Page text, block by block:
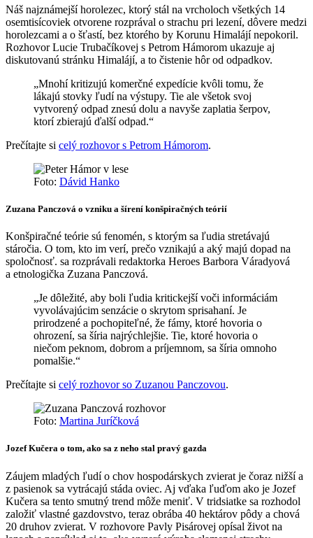
Náš najznámejší horolezec, ktorý stál na vrcholoch všetkých 14
osemtisícoviek otvorene rozprával o strachu pri lezení, dôvere medzi
horolezcami a o šťastí, bez ktorého by Korunu Himalájí nepokoril.
Rozhovor Lucie Trubačíkovej s Petrom Hámorom ukazuje aj
diskutovanú stránku Himalájí, a to čistenie hôr od odpadkov.
„Mnohí kritizujú komerčné expedície kvôli tomu, že
lákajú stovky ľudí na výstupy. Tie ale všetok svoj
vytvorený odpad znesú dolu a navyše zaplatia šerpov,
ktorí zbierajú ďalší odpad.“
Prečítajte si celý rozhovor s Petrom Hámorom.
Foto: Dávid Hanko
Zuzana Panczová o vzniku a šírení konšpiračných teórií
Konšpiračné teórie sú fenomén, s ktorým sa ľudia stretávajú
stáročia. O tom, kto im verí, prečo vznikajú a aký majú dopad na
spoločnosť. sa rozprávali redaktorka Heroes Barbora Váradyová
a etnologička Zuzana Panczová.
„Je dôležité, aby boli ľudia kritickejší voči informáciám
vyvolávajúcim senzácie o skrytom sprisahaní. Je
prirodzené a pochopiteľné, že fámy, ktoré hovoria o
ohrození, sa šíria najrýchlejšie. Tie, ktoré hovoria o
niečom peknom, dobrom a príjemnom, sa šíria omnoho
pomalšie.“
Prečítajte si celý rozhovor so Zuzanou Panczovou.
Foto: Martina Juríčková
Jozef Kučera o tom, ako sa z neho stal pravý gazda
Záujem mladých ľudí o chov hospodárskych zvierat je čoraz nižší a
z pasienok sa vytrácajú stáda oviec. Aj vďaka ľuďom ako je Jozef
Kučera sa tento smutný trend môže meniť. V tridsiatke sa rozhodol
založiť vlastné gazdovstvo, teraz obrába 40 hektárov pôdy a chová
20 druhov zvierat. V rozhovore Pavly Pisárovej opísal život na